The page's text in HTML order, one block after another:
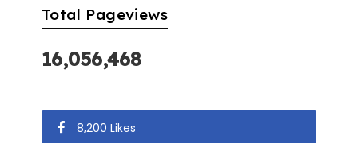
Total Pageviews
16,056,468
8,200 Likes